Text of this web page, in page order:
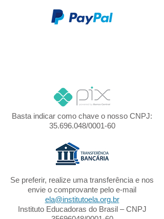
Basta indicar como chave o nosso CNPJ:
35.696.048/0001-60
Se preferir, realize uma transferência e nos
envie o comprovante pelo e-mail
ela@institutoela.org.br
Instituto Educadoras do Brasil – CNPJ